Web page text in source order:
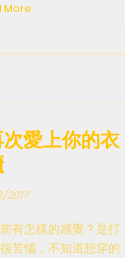
More
愛上你的衣
2017
有怎樣的感覺？是打
苦惱，不知道想穿的